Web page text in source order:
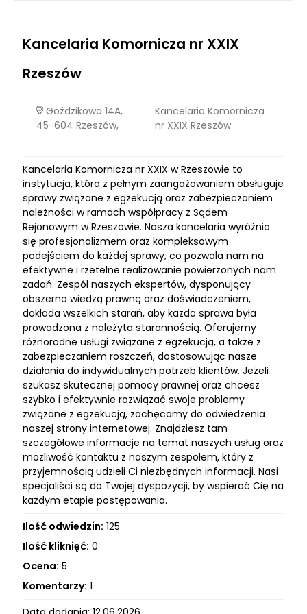
chwilową modą, lecz realnym sposobem na poprawę
warto przyjrzeć się nie tylko ich designowi, lecz także temu, jak
pomogą uporządkować przestrzeń, ukryć przewody i stworzyć
Kancelaria Komornicza nr XXIX
Rzeszów
Goździkowa 14A,
45-604 Rzeszów,
Kancelaria Komornicza
nr XXIX Rzeszów
Kancelaria Komornicza nr XXIX w Rzeszowie to
instytucja, która z pełnym zaangażowaniem obsługuje
sprawy związane z egzekucją oraz zabezpieczaniem
należności w ramach współpracy z Sądem
Rejonowym w Rzeszowie. Nasza kancelaria wyróżnia
się profesjonalizmem oraz kompleksowym
podejściem do każdej sprawy, co pozwala nam na
efektywne i rzetelne realizowanie powierzonych nam
zadań. Zespół naszych ekspertów, dysponujący
obszerna wiedzą prawną oraz doświadczeniem,
dokłada wszelkich starań, aby każda sprawa była
prowadzona z należyta starannością. Oferujemy
różnorodne usługi związane z egzekucją, a także z
zabezpieczaniem roszczeń, dostosowując nasze
działania do indywidualnych potrzeb klientów. Jeżeli
szukasz skutecznej pomocy prawnej oraz chcesz
szybko i efektywnie rozwiązać swoje problemy
związane z egzekucją, zachęcamy do odwiedzenia
naszej strony internetowej. Znajdziesz tam
szczegółowe informacje na temat naszych usług oraz
możliwość kontaktu z naszym zespołem, który z
przyjemnością udzieli Ci niezbędnych informacji. Nasi
specjaliści są do Twojej dyspozycji, by wspierać Cię na
każdym etapie postępowania.
Ilość odwiedzin: 125
Ilość kliknięć: 0
Ocena: 5
Komentarzy: 1